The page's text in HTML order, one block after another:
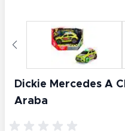
Dickie Mercedes A
Araba